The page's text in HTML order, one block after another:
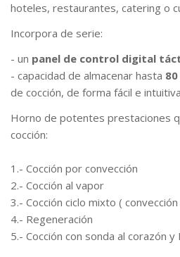
hoteles, restaurantes, catering o
Incorpora de serie:
- un panel de control digital
- capacidad de almacenar hasta
de cocción, de forma fácil e
Horno de potentes prestaciones
cocción:
1.- Cocción por convección
2.- Cocción al vapor
3.- Cocción ciclo mixto (
4.- Regeneración
5.- Cocción con sonda al corazón y